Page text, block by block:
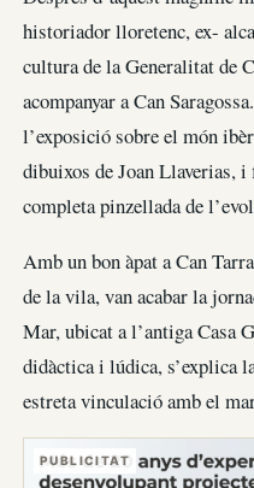
historiador lloretenc, ex-
cultura de la Generalitat de
acompanyar a Can
l’exposició sobre el món
dibuixos de Joan Llaverias,
completa pinzellada de
Amb un bon àpat a Can
de la vila, van acabar la
Mar, ubicat a l’antiga Casa
didàctica i lúdica, s’explica
estreta vinculació amb el
PUBLICITAT